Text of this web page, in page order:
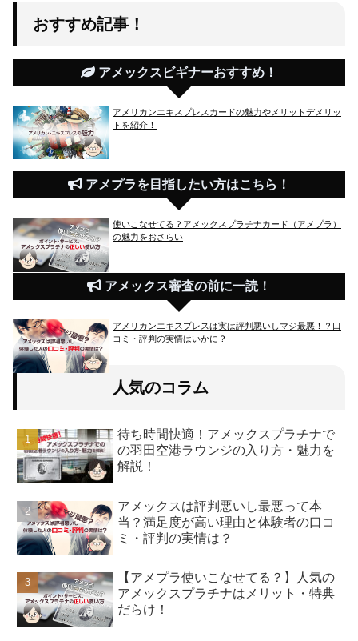
おすすめ記事！
アメックスビギナーおすすめ！
アメリカンエキスプレスカードの魅力やメリットデメリッ
トを紹介！
アメプラを目指したい方はこちら！
使いこなせてる？アメックスプラチナカード（アメプラ）
の魅力をおさらい
アメックス審査の前に一読！
アメリカンエキスプレスは実は評判悪いしマジ最悪！？口
コミ・評判の実情はいかに？
人気のコラム
待ち時間快適！アメックスプラチナで
の羽田空港ラウンジの入り方・魅力を
解説！
アメックスは評判悪いし最悪って本
当？満足度が高い理由と体験者の口コ
ミ・評判の実情は？
【アメプラ使いこなせてる？】人気の
アメックスプラチナはメリット・特典
だらけ！